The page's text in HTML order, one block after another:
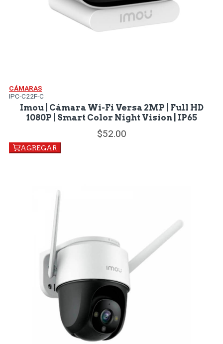
CÁMARAS
IPC-C22F-C
Imou | Cámara Wi-Fi Versa 2MP | Full HD
1080P | Smart Color Night Vision | IP65
52.00
AGREGAR